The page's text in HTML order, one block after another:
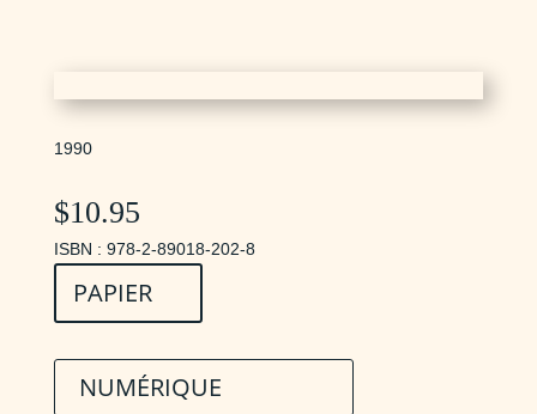
1990
$10.95
ISBN : 978-2-89018-202-8
PAPIER
NUMÉRIQUE